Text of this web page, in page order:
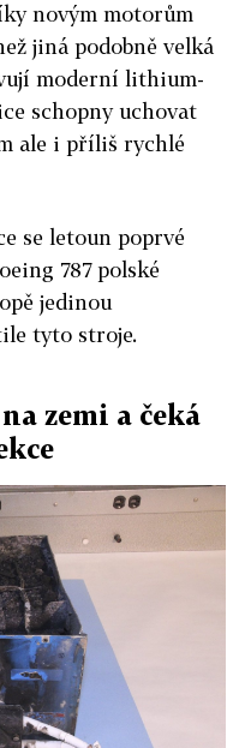
novým motorům
jiná podobně velká
moderní lithium-
schopny uchovat
ale i příliš rychlé
se letoun poprvé
787 polské
jedinou
tyto stroje.
zemi a čeká